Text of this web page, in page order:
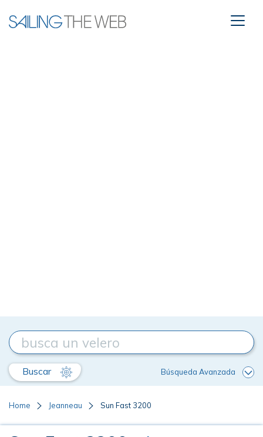
Buscar Búsqueda Avanzada
Home Jeanneau Sun Fast 3200